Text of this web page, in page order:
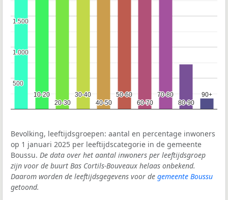
10-20
10-20
20-30
20-30
30-40
30-40
40-50
40-50
50-60
50-60
60-70
60-70
70-80
70-80
80-90
80-90
90+
90+
500
500
1.000
1.000
1.500
1.500
Bevolking, leeftijdsgroepen: aantal en percentage inwoners
op 1 januari 2025 per leeftijdscategorie in de gemeente
Boussu. De data over het aantal inwoners per leeftijdsgroep
zijn voor de buurt Bas Cortils-Bouveaux helaas onbekend.
Daarom worden de leeftijdsgegevens voor de gemeente Boussu
getoond.